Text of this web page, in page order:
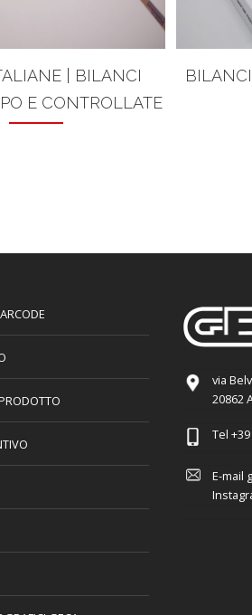
| BILANCI
E CONTROLLATE
via
20862
Tel
E-mail